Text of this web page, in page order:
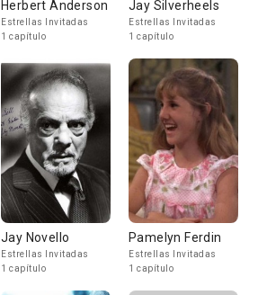
Herbert Anderson
Estrellas Invitadas
1 capítulo
Jay Silverheels
Estrellas Invitadas
1 capítulo
Jay Novello
Estrellas Invitadas
1 capítulo
Pamelyn Ferdin
Estrellas Invitadas
1 capítulo